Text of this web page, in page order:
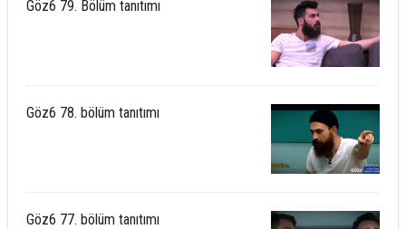
Göz6 79. Bölüm tanıtımı
Göz6 78. bölüm tanıtımı
Göz6 77. bölüm tanıtımı